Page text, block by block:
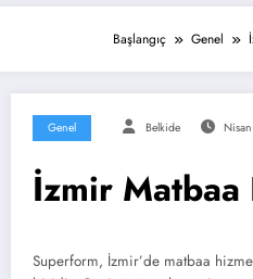
Başlangıç Genel
Genel Belkide
İzmir Matbaa
Superform, İzmir’de matbaa